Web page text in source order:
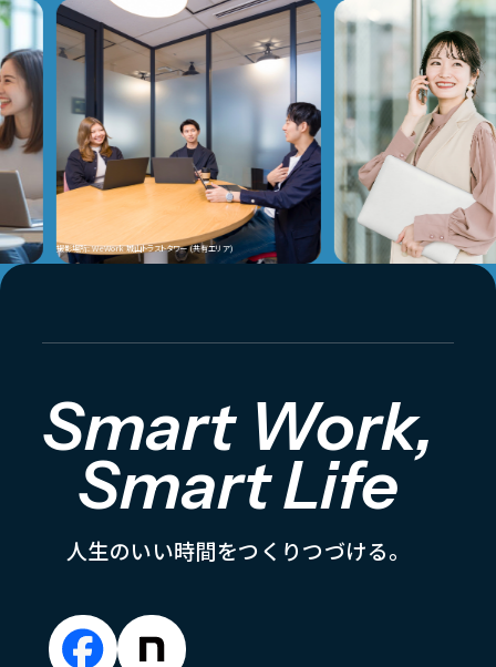
撮影場所: WeWork 城山トラストタワー (共有エリア)
Smart Work,
Smart Life
人生のいい時間をつ く りつづける。